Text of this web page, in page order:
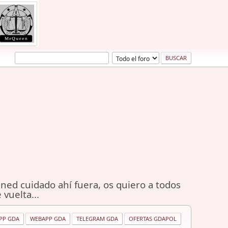
cuidado ahí fuera, os quiero a todos
vuelta...
GDA WEBAPP GDA TELEGRAM GDA OFERTAS GDAPOL